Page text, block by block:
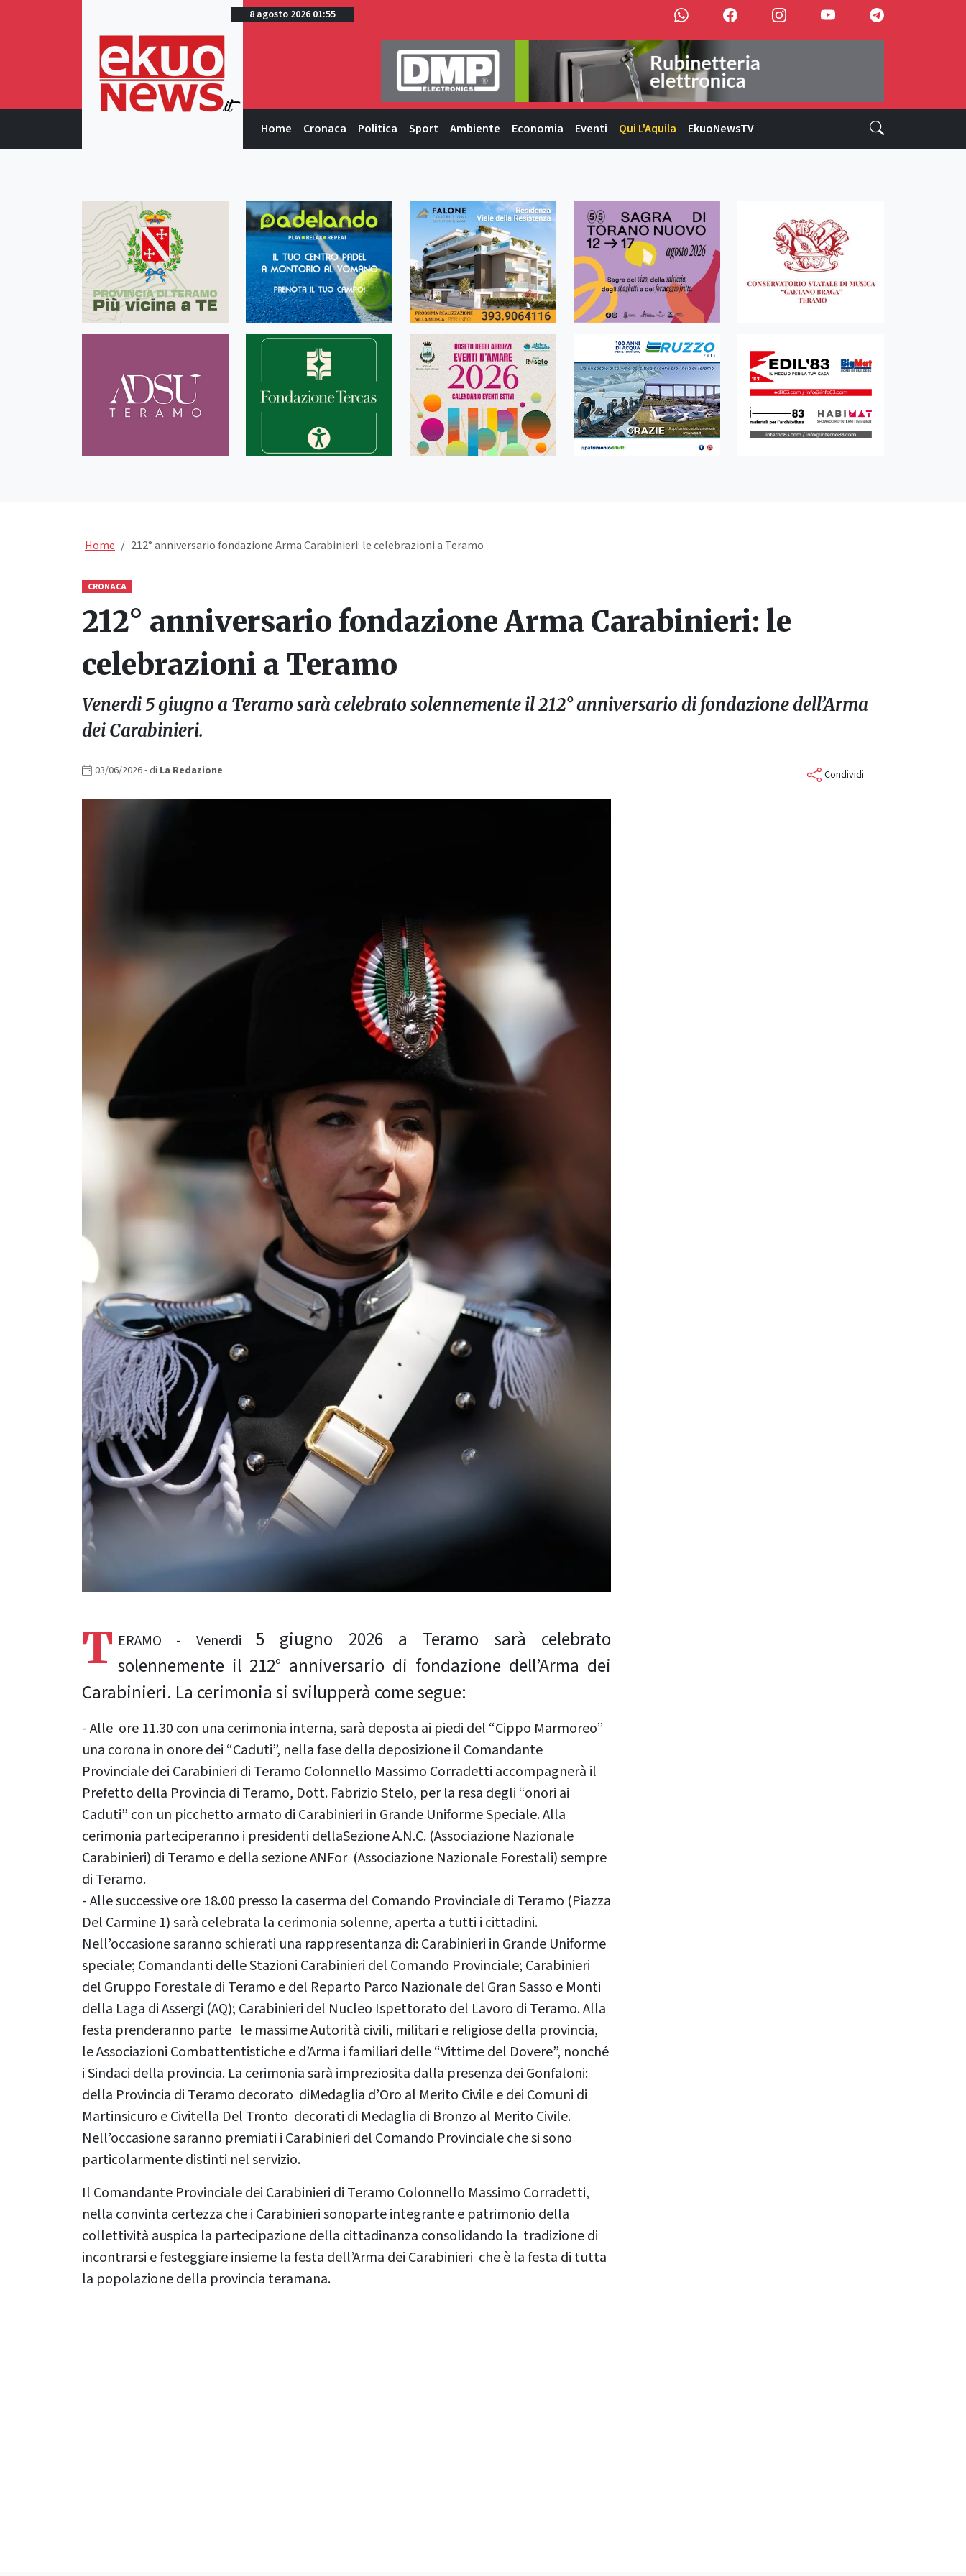
8 agosto 2026 01:55
Home Cronaca Politica Sport Ambiente Economia Eventi Qui L'Aquila EkuoNewsTV
Home 212° anniversario fondazione Arma Carabinieri: le celebrazioni a Teramo
CRONACA
212° anniversario fondazione Arma Carabinieri: le
celebrazioni a Teramo
Venerdi 5 giugno a Teramo sarà celebrato solennemente il 212° anniversario di fondazione dell’Arma
dei Carabinieri.
03/06/2026- di La Redazione Condividi
T ERAMO - Venerdi 5 giugno 2026 a Teramo sarà celebrato
solennemente il 212° anniversario di fondazione dell’Arma dei
Carabinieri. La cerimonia si svilupperà come segue:
- Alle ore 11.30 con una cerimonia interna, sarà deposta ai piedi del “Cippo Marmoreo”
una corona in onore dei “Caduti”, nella fase della deposizione il Comandante
Provinciale dei Carabinieri di Teramo Colonnello Massimo Corradetti accompagnerà il
Prefetto della Provincia di Teramo, Dott. Fabrizio Stelo, per la resa degli “onori ai
Caduti” con un picchetto armato di Carabinieri in Grande Uniforme Speciale. Alla
cerimonia parteciperanno i presidenti dellaSezione A.N.C. (Associazione Nazionale
Carabinieri) di Teramo e della sezione ANFor (Associazione Nazionale Forestali) sempre
di Teramo.
- Alle successive ore 18.00 presso la caserma del Comando Provinciale di Teramo (Piazza
Del Carmine 1) sarà celebrata la cerimonia solenne, aperta a tutti i cittadini.
Nell’occasione saranno schierati una rappresentanza di: Carabinieri in Grande Uniforme
speciale; Comandanti delle Stazioni Carabinieri del Comando Provinciale; Carabinieri
del Gruppo Forestale di Teramo e del Reparto Parco Nazionale del Gran Sasso e Monti
della Laga di Assergi (AQ); Carabinieri del Nucleo Ispettorato del Lavoro di Teramo. Alla
festa prenderanno parte le massime Autorità civili, militari e religiose della provincia,
le Associazioni Combattentistiche e d’Arma i familiari delle “Vittime del Dovere”, nonché
i Sindaci della provincia. La cerimonia sarà impreziosita dalla presenza dei Gonfaloni:
della Provincia di Teramo decorato diMedaglia d’Oro al Merito Civile e dei Comuni di
Martinsicuro e Civitella Del Tronto decorati di Medaglia di Bronzo al Merito Civile.
Nell’occasione saranno premiati i Carabinieri del Comando Provinciale che si sono
particolarmente distinti nel servizio.
Il Comandante Provinciale dei Carabinieri di Teramo Colonnello Massimo Corradetti,
nella convinta certezza che i Carabinieri sonoparte integrante e patrimonio della
collettività auspica la partecipazione della cittadinanza consolidando la tradizione di
incontrarsi e festeggiare insieme la festa dell’Arma dei Carabinieri che è la festa di tutta
la popolazione della provincia teramana.